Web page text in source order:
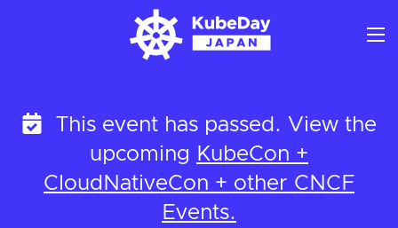
This event has passed. View the
upcoming KubeCon +
CloudNativeCon + other CNCF
Events.